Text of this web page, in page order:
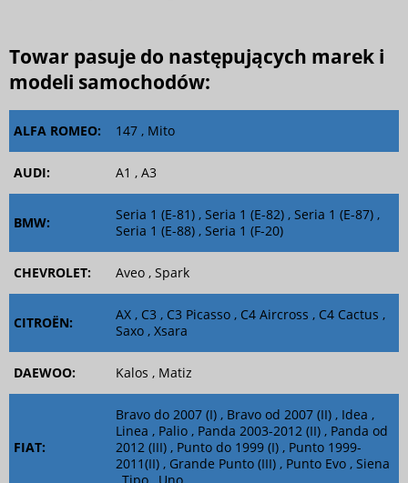
Towar pasuje do następujących marek i
modeli samochodów:
ALFA ROMEO: 147 , Mito
AUDI: A1 , A3
BMW:
Seria 1 (E-81) , Seria 1 (E-82) , Seria 1 (E-87) ,
Seria 1 (E-88) , Seria 1 (F-20)
CHEVROLET: Aveo , Spark
CITROËN:
AX , C3 , C3 Picasso , C4 Aircross , C4 Cactus ,
Saxo , Xsara
DAEWOO: Kalos , Matiz
FIAT:
Bravo do 2007 (I) , Bravo od 2007 (II) , Idea ,
Linea , Palio , Panda 2003-2012 (II) , Panda od
2012 (III) , Punto do 1999 (I) , Punto 1999-
2011(II) , Grande Punto (III) , Punto Evo , Siena